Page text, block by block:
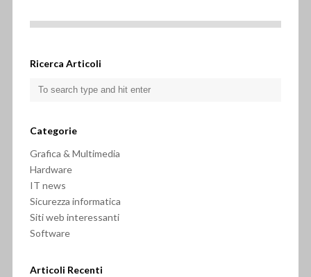
Ricerca Articoli
Categorie
Grafica & Multimedia
Hardware
IT news
Sicurezza informatica
Siti web interessanti
Software
Articoli Recenti